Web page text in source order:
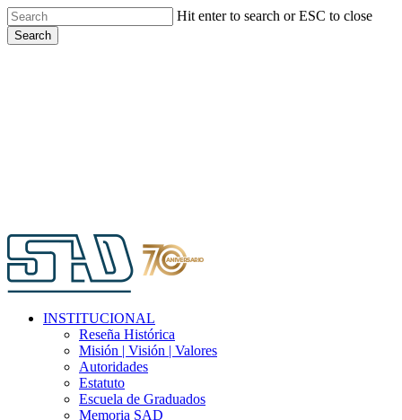
Skip
to
main
Hit enter to search or ESC to close
Search
Menu
INSTITUCIONAL
Reseña Histórica
Misión | Visión | Valores
Autoridades
Estatuto
Escuela de Graduados
Memoria SAD